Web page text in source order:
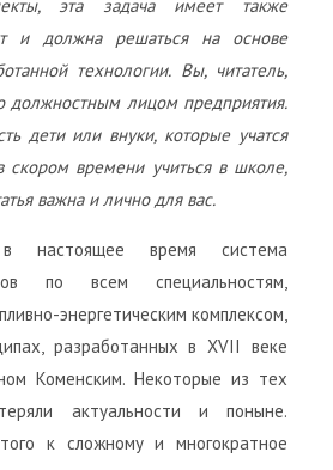
эта задача имеет также
и должна решаться на основе
технологии. Вы, читатель,
должностным лицом предприятия.
дети или внуки, которые учатся
скором времени учиться в школе,
важна и лично для вас.
в настоящее время система
по всем специальностям,
энергетическим комплексом,
разработанных в XVII веке
Коменским. Некоторые из тех
актуальности и поныне.
к сложному и многократное